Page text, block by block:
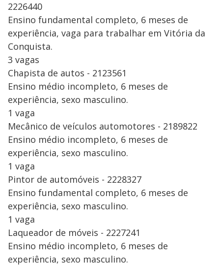
2226440
Ensino fundamental completo, 6 meses de
experiência, vaga para trabalhar em Vitória da
Conquista.
3 vagas
Chapista de autos - 2123561
Ensino médio incompleto, 6 meses de
experiência, sexo masculino.
1 vaga
Mecânico de veículos automotores - 2189822
Ensino médio incompleto, 6 meses de
experiência, sexo masculino.
1 vaga
Pintor de automóveis - 2228327
Ensino fundamental completo, 6 meses de
experiência, sexo masculino.
1 vaga
Laqueador de móveis - 2227241
Ensino médio incompleto, 6 meses de
experiência, sexo masculino.